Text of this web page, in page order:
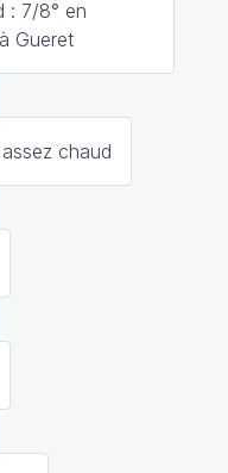
: 7/8° en
Gueret
chaud